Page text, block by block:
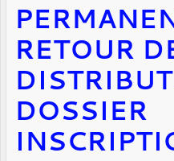
RETOUR
DOSSIER